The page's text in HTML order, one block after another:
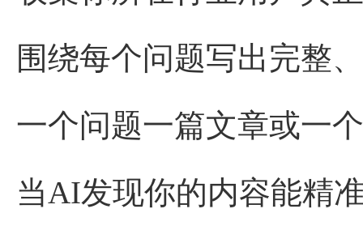
围绕每个问题写出完整
一个问题一篇文章或一
当AI发现你的内容能精